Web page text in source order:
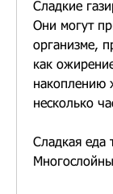
Сладкие
Они могут
организме,
как
накоплению
несколько
Сладкая еда